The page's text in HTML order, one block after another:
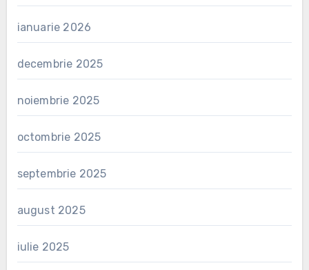
ianuarie 2026
decembrie 2025
noiembrie 2025
octombrie 2025
septembrie 2025
august 2025
iulie 2025